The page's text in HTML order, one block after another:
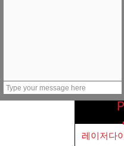
레이저다